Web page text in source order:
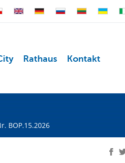
Rathaus Kontakt
BOP.15.2026